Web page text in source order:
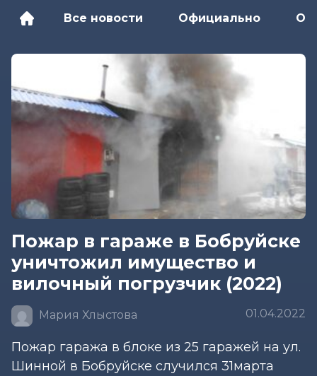
Все новости Официально
Пожар в гараже в Бобруйске
уничтожил имущество и
вилочный погрузчик (2022)
Мария Хлыстова 01.04.2022
Пожар гаража в блоке из 25 гаражей на ул.
Шинной в Бобруйске случился 31марта